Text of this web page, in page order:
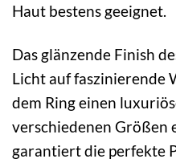
Haut bestens geeignet.
Das glänzende Finish
Licht auf faszinierende
dem Ring einen
verschiedenen Größen
garantiert die perfekte